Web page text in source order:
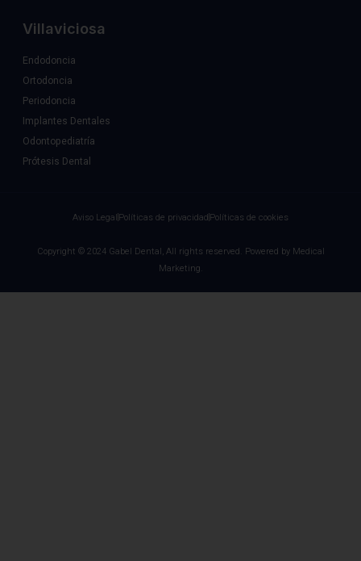
Villaviciosa
Endodoncia
Ortodoncia
Periodoncia
Implantes Dentales
Odontopediatría
Prótesis Dental
Aviso LegalPolíticas de privacidadPolíticas de cookies
Copyright © 2024 Gabel Dental, All rights reserved. Powered by Medical
Marketing.